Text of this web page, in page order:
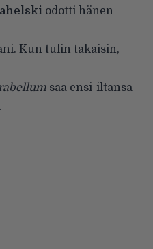
odotti hänen
Kun tulin takaisin,
saa ensi-iltansa